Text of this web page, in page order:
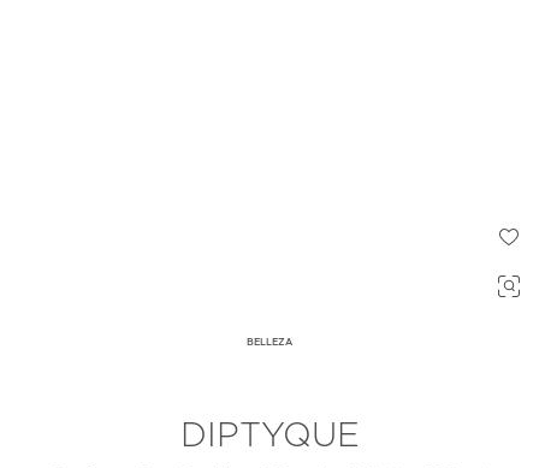
BELLEZA
DIPTYQUE